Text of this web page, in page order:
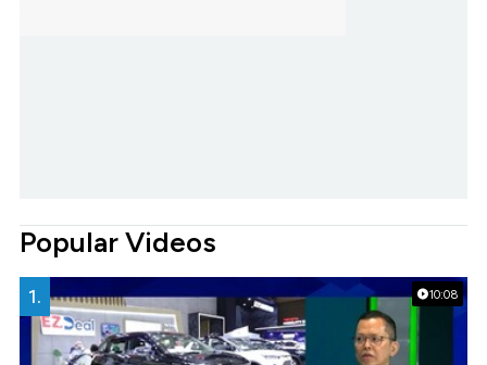
Popular Videos
10:08
1.